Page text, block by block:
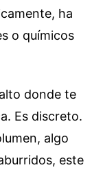
ha
o químicos
donde te
Es discreto.
algo
este